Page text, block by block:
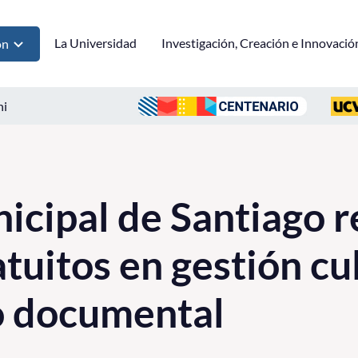
La Universidad Investigación, Creación e
de Santiago
en gestión